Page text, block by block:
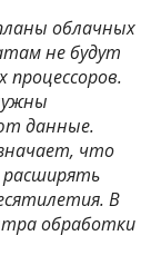
облачных
не будут
процессоров.
данные.
что
В
обработки